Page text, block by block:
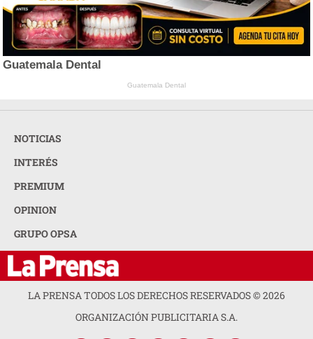
Guatemala Dental
Guatemala Dental
NOTICIAS
INTERÉS
PREMIUM
OPINION
GRUPO OPSA
LA PRENSA TODOS LOS DERECHOS RESERVADOS ©2026
ORGANIZACIÓN PUBLICITARIA S.A.